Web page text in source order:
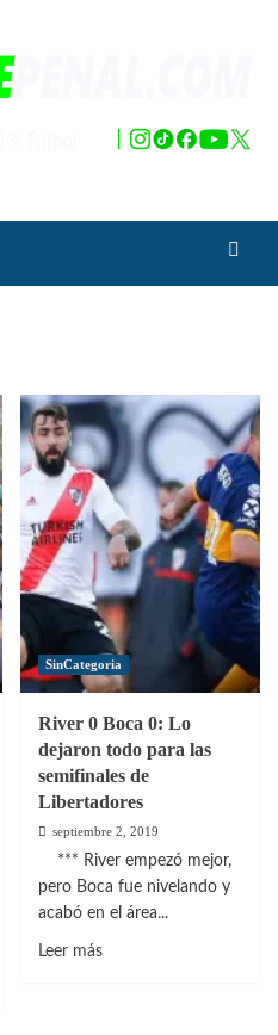
SinCategoria
River 0 Boca 0: Lo
dejaron todo para las
semifinales de
Libertadores
septiembre 2, 2019
*** River empezó mejor,
pero Boca fue nivelando y
acabó en el área...
Leer másLeer